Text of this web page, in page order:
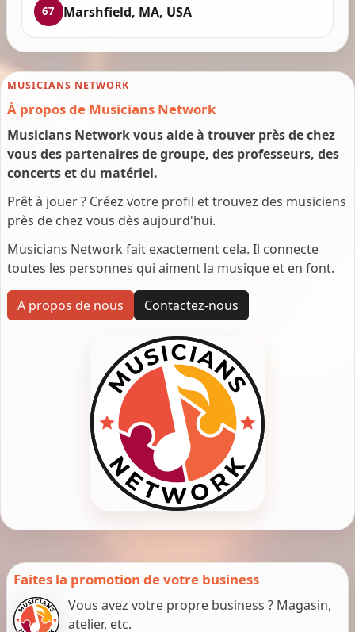
67 Marshfield, MA, USA
MUSICIANS NETWORK
À propos de Musicians Network
Musicians Network vous aide à trouver près de chez
vous des partenaires de groupe, des professeurs, des
concerts et du matériel.
Prêt à jouer ? Créez votre profil et trouvez des musiciens
près de chez vous dès aujourd'hui.
Musicians Network fait exactement cela. Il connecte
toutes les personnes qui aiment la musique et en font.
A propos de nous Contactez-nous
Faites la promotion de votre business
Vous avez votre propre business ? Magasin,
atelier, etc.